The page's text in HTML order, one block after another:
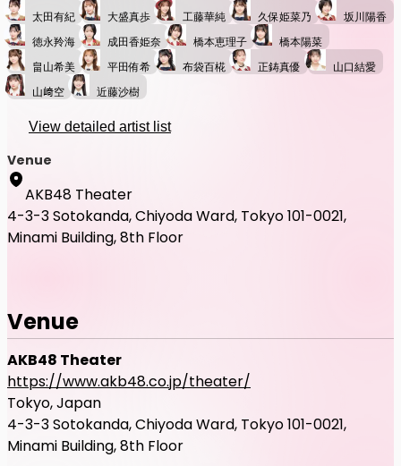
太田有紀 大盛真歩 工藤華純 久保姫菜乃
坂川陽香
徳永羚海
成田香姫奈 橋本恵理子
橋本陽菜
畠山希美
平田侑希 布袋百椛 正鋳真優
山口結愛
山﨑空
近藤沙樹
View detailed artist list
Venue
AKB48 Theater
4-3-3 Sotokanda, Chiyoda Ward, Tokyo 101-0021,
Minami Building, 8th Floor
Venue
AKB48 Theater
https://www.akb48.co.jp/theater/
Tokyo, Japan
4-3-3 Sotokanda, Chiyoda Ward, Tokyo 101-0021,
Minami Building, 8th Floor